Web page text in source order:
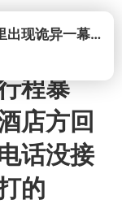
打开
程暴
店方回
话没接
的